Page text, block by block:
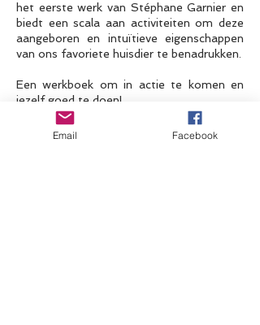
het eerste werk van Stéphane Garnier en
biedt een scala aan activiteiten om deze
aangeboren en intuïtieve eigenschappen
van ons favoriete huisdier te benadrukken.
Een werkboek om in actie te komen en
jezelf goed te doen!
Email Facebook